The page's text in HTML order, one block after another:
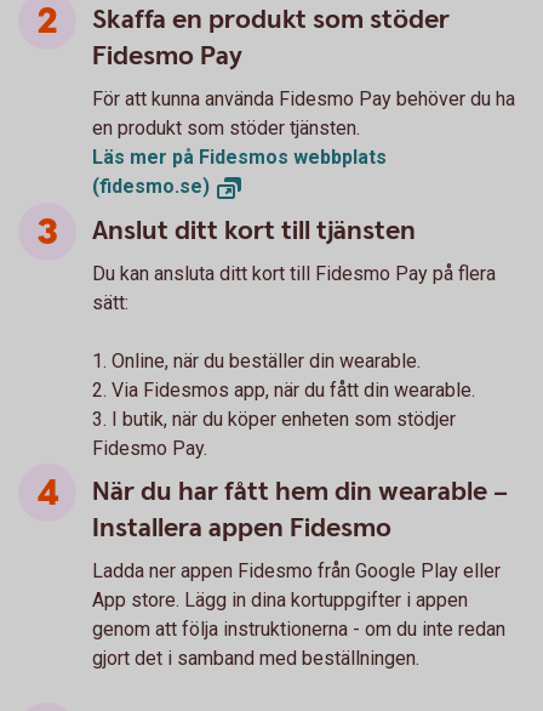
Skaffa en produkt som stöder
Fidesmo Pay
För att kunna använda Fidesmo Pay behöver du ha
en produkt som stöder tjänsten.
Läs mer på Fidesmos webbplats
(fidesmo.se)
Anslut ditt kort till tjänsten
Du kan ansluta ditt kort till Fidesmo Pay på flera
sätt:
1. Online, när du beställer din wearable.
2. Via Fidesmos app, när du fått din wearable.
3. I butik, när du köper enheten som stödjer
Fidesmo Pay.
När du har fått hem din wearable –
Installera appen Fidesmo
Ladda ner appen Fidesmo från Google Play eller
App store. Lägg in dina kortuppgifter i appen
genom att följa instruktionerna - om du inte redan
gjort det i samband med beställningen.